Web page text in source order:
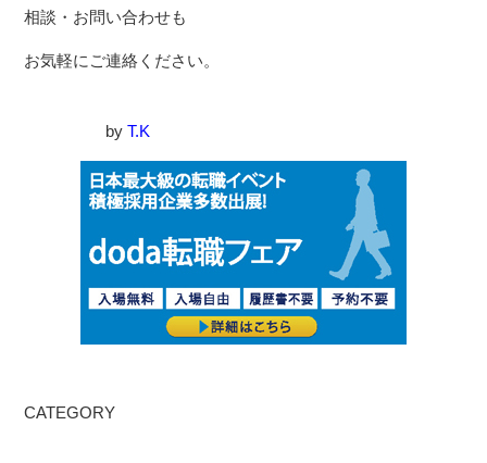
相談・お問い合わせも
お気軽にご連絡ください。
by T.K
CATEGORY